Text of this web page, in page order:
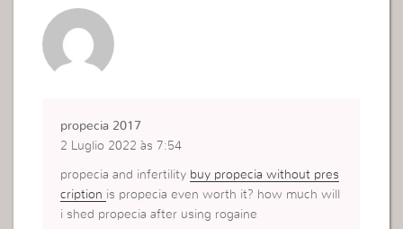
propecia 2017
2 Luglio 2022 às 7:54
propecia and infertility buy propecia without pres
cription is propecia even worth it? how much will
i shed propecia after using rogaine